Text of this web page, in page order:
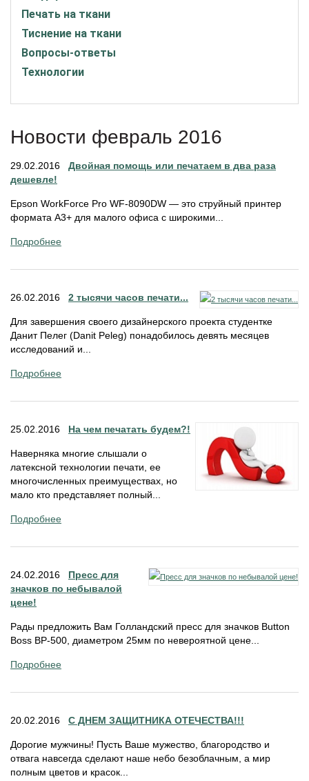
Печать на ткани
Тиснение на ткани
Вопросы-ответы
Технологии
Новости февраль 2016
29.02.2016 Двойная помощь или печатаем в два раза
дешевле!
Epson WorkForce Pro WF-8090DW — это струйный принтер
формата А3+ для малого офиса с широкими...
Подробнее
26.02.2016 2 тысячи часов печати...
Для завершения своего дизайнерского проекта студентке
Данит Пелег (Danit Peleg) понадобилось девять месяцев
исследований и...
Подробнее
25.02.2016 На чем печатать будем?!
Наверняка многие слышали о
латексной технологии печати, ее
многочисленных преимуществах, но
мало кто представляет полный...
Подробнее
24.02.2016 Пресс для
значков по небывалой
цене!
Рады предложить Вам Голландский пресс для значков Button
Boss BP-500, диаметром 25мм по невероятной цене...
Подробнее
20.02.2016 С ДНЕМ ЗАЩИТНИКА ОТЕЧЕСТВА!!!
Дорогие мужчины! Пусть Ваше мужество, благородство и
отвага навсегда сделают наше небо безоблачным, а мир
полным цветов и красок...